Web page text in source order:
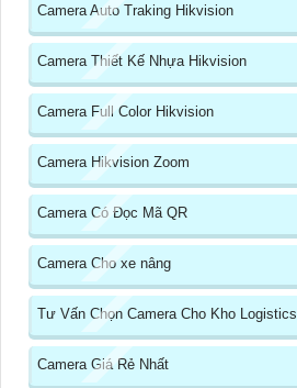
Camera Auto Traking Hikvision
Camera Thiết Kế Nhựa Hikvision
Camera Full Color Hikvision
Camera Hikvision Zoom
Camera Có Đọc Mã QR
Camera Cho xe nâng
Tư Vấn Chọn Camera Cho Kho Logistics
Camera Giá Rẻ Nhất